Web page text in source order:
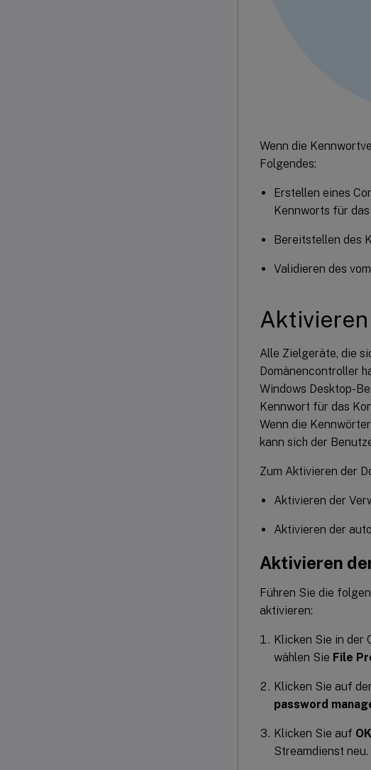
Wenn die
Folgendes:
Erstellen eines
Kennworts für
Bereitstellen des
Validieren des
Alle Zielgeräte, die
Domänencontroller
Windows Desktop-
Kennwort für das
Wenn die
kann sich der
Zum Aktivieren der
Aktivieren der
Aktivieren der
Aktivieren
Führen Sie die
aktivieren:
Klicken Sie in der
wählen Sie File
Klicken Sie auf
password
Klicken Sie auf OK
Streamdienst neu.